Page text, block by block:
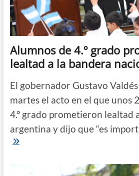
lealtad
a
la
bandera
Alumnos de 4.º grado
lealtad a la bandera
El gobernador Gustavo
martes el acto en el que unos
4.º grado prometieron lealtad
argentina y dijo que “es
Alumnos